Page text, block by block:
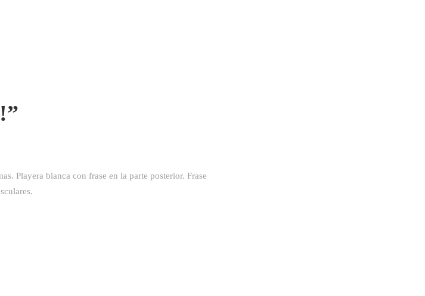
Playera blanca con frase en la parte posterior. Frase